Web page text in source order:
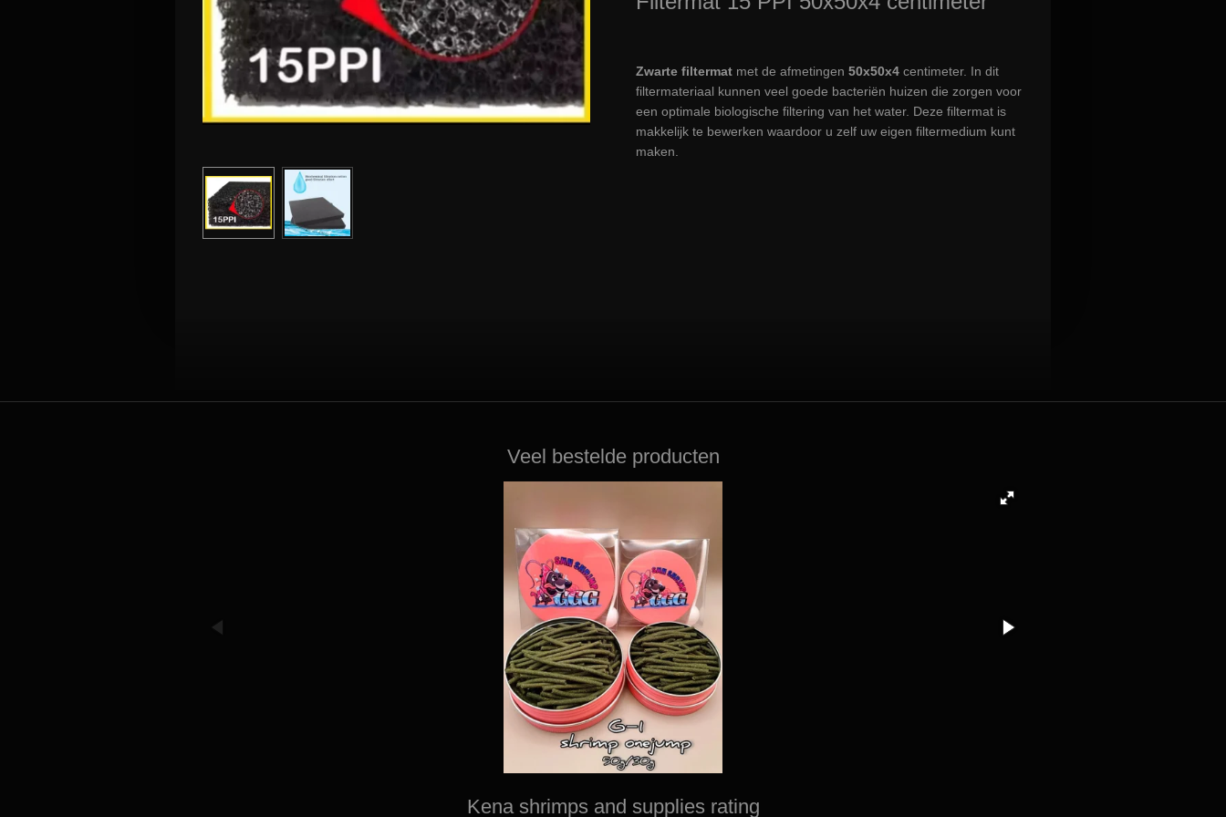
Zwarte filtermat met de afmetingen 50x50x4 centimeter. In dit
filtermateriaal kunnen veel goede bacteriën huizen die zorgen voor
een optimale biologische filtering van het water. Deze filtermat is
makkelijk te bewerken waardoor u zelf uw eigen filtermedium kunt
maken.
Veel bestelde producten
Kena shrimps and supplies rating